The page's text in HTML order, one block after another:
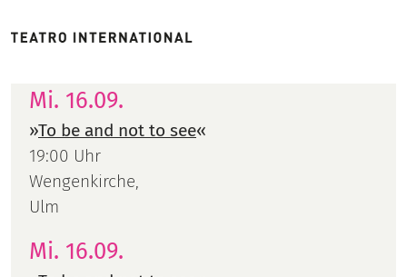
Mi. 16.09.
»To be and not to see«
19:00 Uhr
Wengenkirche,
Ulm
Mi. 16.09.